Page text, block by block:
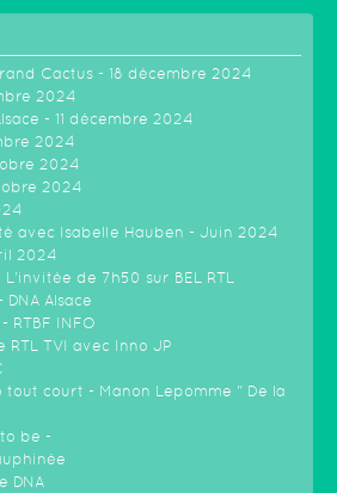
Cactus - 18 décembre 2024
2024
- 11 décembre 2024
2024
2024
2024
avec Isabelle Hauben - Juin 2024
2024
de 7h50 sur BEL RTL
Alsace
RTBF INFO
RTL TVI avec Inno JP
court - Manon Lepomme " De la
be -
DNA